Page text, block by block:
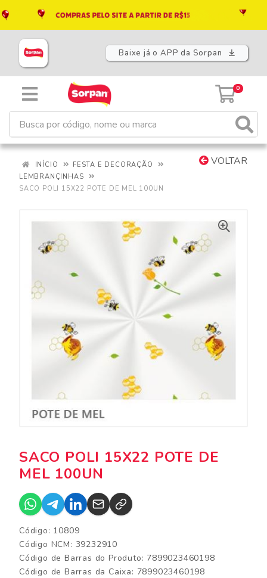
Baixe já o APP da Sorpan
0
VOLTAR
INÍCIO
FESTA E DECORAÇÃO
LEMBRANÇINHAS
SACO POLI 15X22 POTE DE MEL 100UN
SACO POLI 15X22 POTE DE
MEL 100UN
Código: 10809
Código NCM: 39232910
Código de Barras do Produto: 7899023460198
Código de Barras da Caixa: 7899023460198